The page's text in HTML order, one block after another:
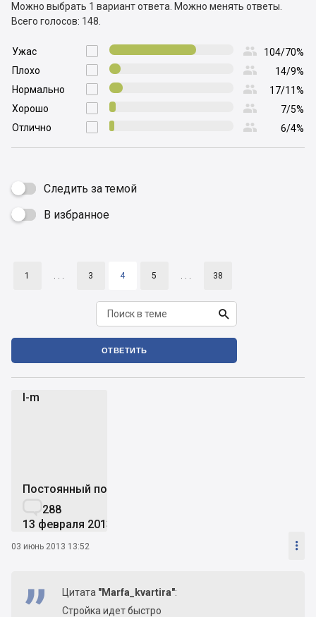
Можно выбрать 1 вариант ответа. Можно менять ответы.
Всего голосов: 148.

Ужас  104/70%

Плохо  14/9%

Нормально  17/11%

Хорошо  7/5%

Отлично  6/4%
Следить за темой
 В избранное
1 . . . 3 4 5 . . . 38

ОТВЕТИТЬ
l-m
Постоянный пользователь
288
13 февраля 2013
03 июнь 2013 13:52 
Цитата "Marfa_kvartira":
Стройка идет быстро